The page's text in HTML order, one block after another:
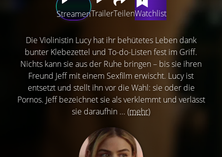
StreamenTrailerTeilenWatchlist
Die Violinistin Lucy hat ihr behütetes Leben dank
bunter Klebezettel und To-do-Listen fest im Griff.
Nichts kann sie aus der Ruhe bringen – bis sie ihren
Freund Jeff mit einem Sexfilm erwischt. Lucy ist
entsetzt und stellt ihn vor die Wahl: sie oder die
Pornos. Jeff bezeichnet sie als verklemmt und verlässt
sie daraufhin ... (mehr)